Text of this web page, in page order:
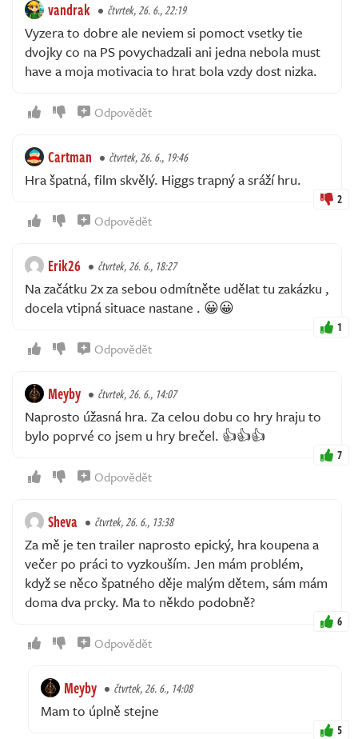
vandrak čtvrtek, 26. 6., 22:19
Vyzera to dobre ale neviem si pomoct vsetky tie
dvojky co na PS povychadzali ani jedna nebola must
have a moja motivacia to hrat bola vzdy dost nizka.
Odpovědět
Cartman čtvrtek, 26. 6., 19:46
Hra špatná, film skvělý. Higgs trapný a sráží hru.
2
Odpovědět
Erik26 čtvrtek, 26. 6., 18:27
Na začátku 2x za sebou odmítněte udělat tu zakázku ,
docela vtipná situace nastane . 😀😀
1
Odpovědět
Meyby čtvrtek, 26. 6., 14:07
Naprosto úžasná hra. Za celou dobu co hry hraju to
bylo poprvé co jsem u hry brečel. 👍👍👍
7
Odpovědět
Sheva čtvrtek, 26. 6., 13:38
Za mě je ten trailer naprosto epický, hra koupena a
večer po práci to vyzkouším. Jen mám problém,
když se něco špatného děje malým dětem, sám mám
doma dva prcky. Ma to někdo podobně?
6
Odpovědět
Meyby čtvrtek, 26. 6., 14:08
Mam to úplně stejne
5